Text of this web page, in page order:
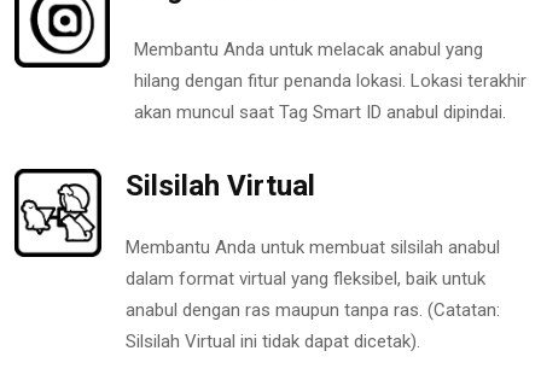
Membantu Anda untuk melacak anabul yang
hilang dengan fitur penanda lokasi. Lokasi terakhir
akan muncul saat Tag Smart ID anabul dipindai.
Silsilah Virtual
Membantu Anda untuk membuat silsilah anabul
dalam format virtual yang fleksibel, baik untuk
anabul dengan ras maupun tanpa ras. (Catatan:
Silsilah Virtual ini tidak dapat dicetak).